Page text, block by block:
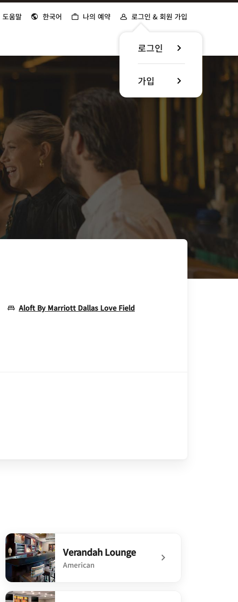
도움말 한국어 나의 예약 로그인 & 회원 가입
로그인
가입
Aloft By Marriott Dallas Love FieldOpens In New Window
Verandah Lounge
American
undefined Verandah Lounge